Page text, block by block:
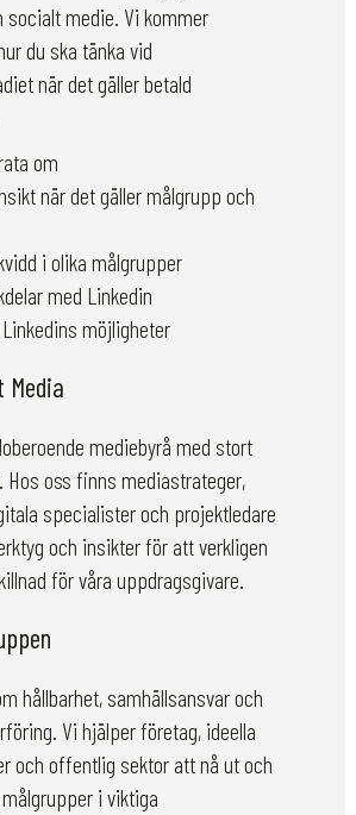
socialt medie. Vi kommer
du ska tänka vid
när det gäller betald
om
när det gäller målgrupp och
i olika målgrupper
med Linkedin
möjligheter
Media
mediebyrå med stort
Hos oss finns mediastrateger,
specialister och projektledare
och insikter för att verkligen
för våra uppdragsgivare.
hållbarhet, samhällsansvar och
Vi hjälper företag, ideella
och offentlig sektor att nå ut och
i viktiga